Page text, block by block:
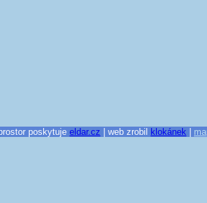
poskytuje eldar.cz | web zrobil klokánek